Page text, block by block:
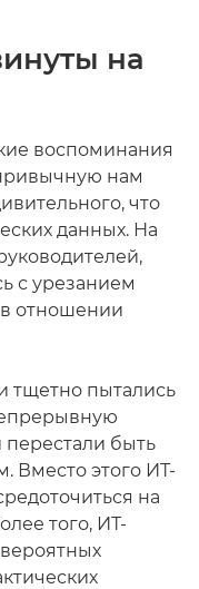
на
воспоминания
нам
что
данных. На
с урезанием
отношении
тщетно пытались
быть
Вместо этого ИТ-
на
того, ИТ-